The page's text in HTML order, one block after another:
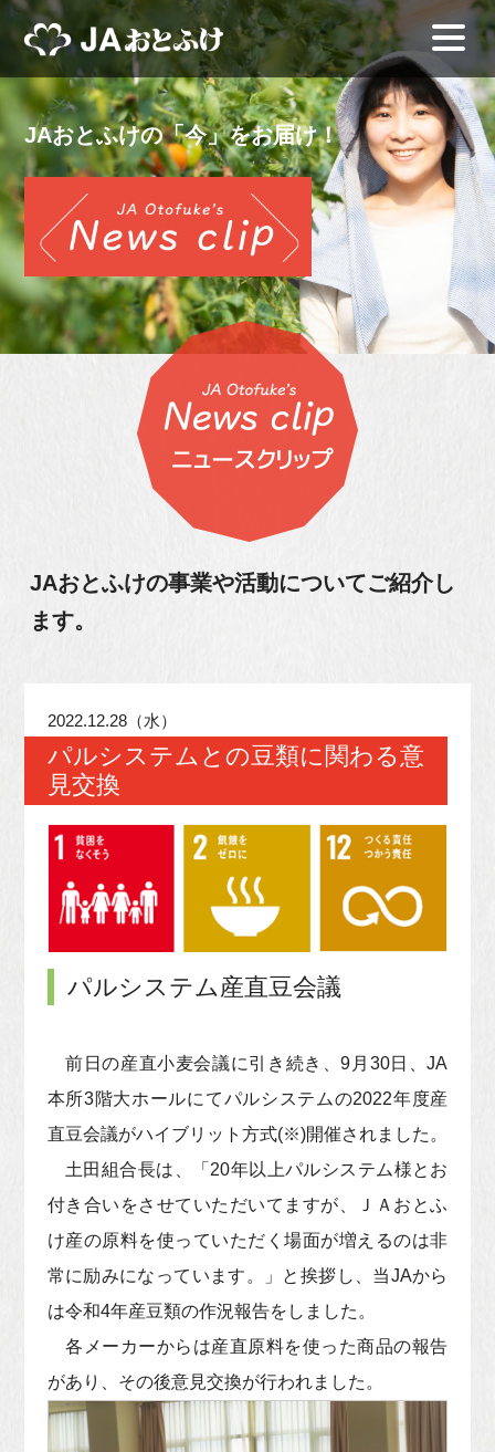
JAおとふけの「今」をお届け！
JAおとふけの事業や活動についてご紹介し
ます。
2022.12.28（水）
パルシステムとの豆類に関わる意
見交換
パルシステム産直豆会議
前日の産直小麦会議に引き続き、9月30日、JA
本所3階大ホールにてパルシステムの2022年度産
直豆会議がハイブリット方式(※)開催されました。
土田組合長は、「20年以上パルシステム様とお
付き合いをさせていただいてますが、ＪＡおとふ
け産の原料を使っていただく場面が増えるのは非
常に励みになっています。」と挨拶し、当JAから
は令和4年産豆類の作況報告をしました。
各メーカーからは産直原料を使った商品の報告
があり、その後意見交換が行われました。